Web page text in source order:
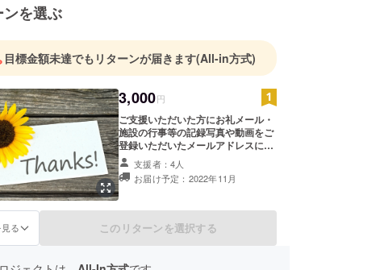
がら療法とは、自分の意識（思考方法）を当たり前
なく『心の癖』である。うつ病の治療は医師が行うも
、という思い込みを崩すために戦っている。 現在ま
人以上のカウンセリングを行い、予防と改善の方法
為に『心の健康教室』を随時開催している。
ンを選ぶ
目標金額未達でもリターンが届きます(All-in方式)
3,000円
ご支援いただいた方にお礼メール・
施設の行事等の記録写真や動画をご
登録いただいたメールアドレスにお
送りします。
支援者：4人
お届け予定：2022年11月
る このリターンを選択する